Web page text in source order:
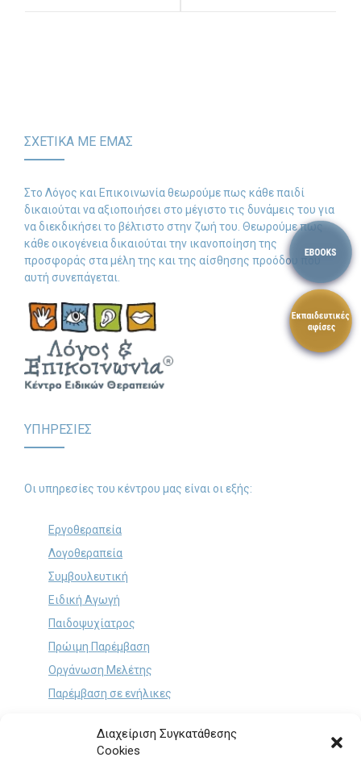
Διαχείριση Συγκατάθεσης
Cookies
Γιατί Μέτρο μας, η
ΣΧΕΤΙΚΑ ΜΕ ΕΜΑΣ
Στο Λόγος και Επικοινωνία θεωρούμε πως κάθε παιδί
δικαιούται να αξιοποιήσει στο μέγιστο τις δυνάμεις του για
να διεκδικήσει το βέλτιστο στην ζωή του. Θεωρούμε πως
κάθε οικογένεια δικαιούται την ικανοποίηση της
προσφοράς στα μέλη της και της αίσθησης προόδου που
αυτή συνεπάγεται.
ΥΠΗΡΕΣΙΕΣ
Οι υπηρεσίες του κέντρου μας είναι οι εξής:
Εργοθεραπεία
Λογοθεραπεία
Συμβουλευτική
Ειδική Αγωγή
Παιδοψυχίατρος
Πρώιμη Παρέμβαση
Οργάνωση Μελέτης
Παρέμβαση σε ενήλικες
ΕΠΙΚΟΙΝΩΝΙΑ